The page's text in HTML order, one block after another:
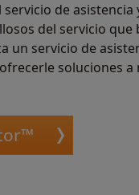
de
del servicio
un servicio de
soluciones a